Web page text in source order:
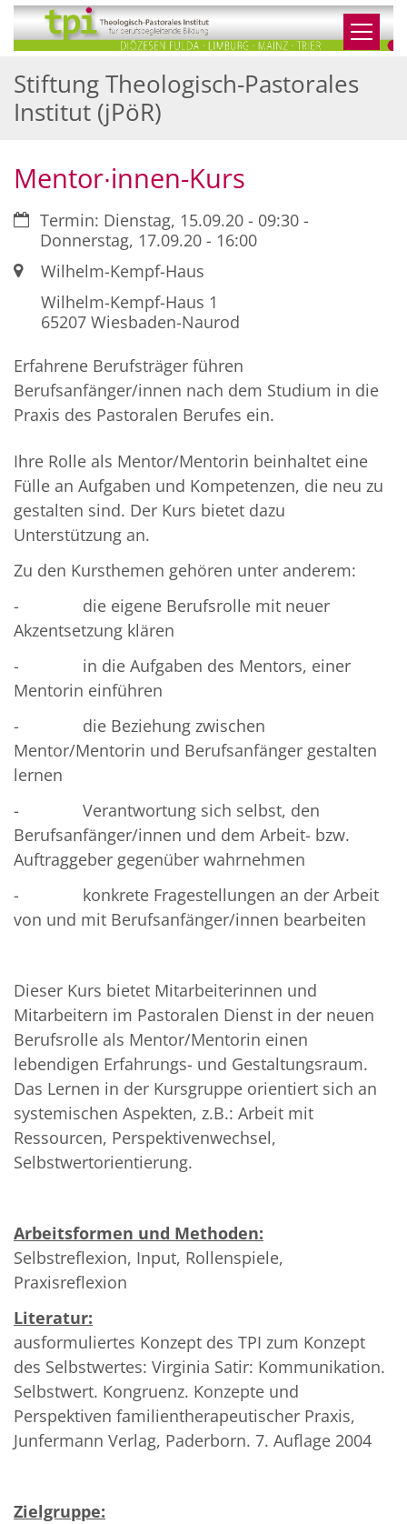
Zum Inhalt springen
Stiftung Theologisch-Pastorales
Institut (jPöR)
Mentor∙innen-Kurs
Datum:Termin: Dienstag, 15.09.20 - 09:30 -
Donnerstag, 17.09.20 - 16:00
Ort:Wilhelm-Kempf-Haus
Wilhelm-Kempf-Haus 1
65207 Wiesbaden-Naurod
Erfahrene Berufsträger führen
Berufsanfänger/innen nach dem Studium in die
Praxis des Pastoralen Berufes ein.
Ihre Rolle als Mentor/Mentorin beinhaltet eine
Fülle an Aufgaben und Kompetenzen, die neu zu
gestalten sind. Der Kurs bietet dazu
Unterstützung an.
Zu den Kursthemen gehören unter anderem:
- die eigene Berufsrolle mit neuer
Akzentsetzung klären
- in die Aufgaben des Mentors, einer
Mentorin einführen
- die Beziehung zwischen
Mentor/Mentorin und Berufsanfänger gestalten
lernen
- Verantwortung sich selbst, den
Berufsanfänger/innen und dem Arbeit- bzw.
Auftraggeber gegenüber wahrnehmen
- konkrete Fragestellungen an der Arbeit
von und mit Berufsanfänger/innen bearbeiten
Dieser Kurs bietet Mitarbeiterinnen und
Mitarbeitern im Pastoralen Dienst in der neuen
Berufsrolle als Mentor/Mentorin einen
lebendigen Erfahrungs- und Gestaltungsraum.
Das Lernen in der Kursgruppe orientiert sich an
systemischen Aspekten, z.B.: Arbeit mit
Ressourcen, Perspektivenwechsel,
Selbstwertorientierung.
Arbeitsformen und Methoden:
Selbstreflexion, Input, Rollenspiele,
Praxisreflexion
Literatur:
ausformuliertes Konzept des TPI zum Konzept
des Selbstwertes: Virginia Satir: Kommunikation.
Selbstwert. Kongruenz. Konzepte und
Perspektiven familientherapeutischer Praxis,
Junfermann Verlag, Paderborn. 7. Auflage 2004
Zielgruppe: